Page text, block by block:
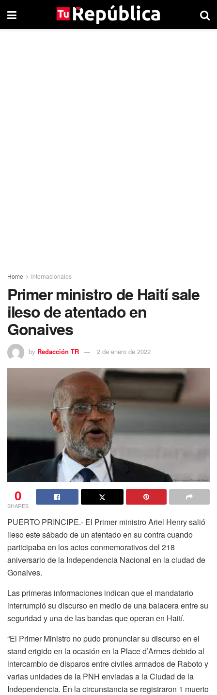
Home Internacionales
Primer ministro de Haití sale
ileso de atentado en
Gonaives
by Redacción TR 2 de enero de 2022
0
SHARES
PUERTO PRINCIPE.- El Primer ministro Ariel Henry salió
ileso este sábado de un atentado en su contra cuando
participaba en los actos conmemorativos del 218
aniversario de la Independencia Nacional en la ciudad de
Gonaives.
Las primeras informaciones indican que el mandatario
interrumpió su discurso en medio de una balacera entre su
seguridad y una de las bandas que operan en Haití.
“El Primer Ministro no pudo pronunciar su discurso en el
stand erigido en la ocasión en la Place d’Armes debido al
intercambio de disparos entre civiles armados de Raboto y
varias unidades de la PNH enviadas a la Ciudad de la
Independencia. En la circunstancia se registraron 1 muerto